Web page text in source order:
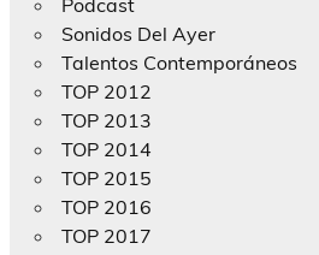
Sonidos Del Ayer
Talentos Contemporáneos
TOP 2012
TOP 2013
TOP 2014
TOP 2015
TOP 2016
TOP 2017